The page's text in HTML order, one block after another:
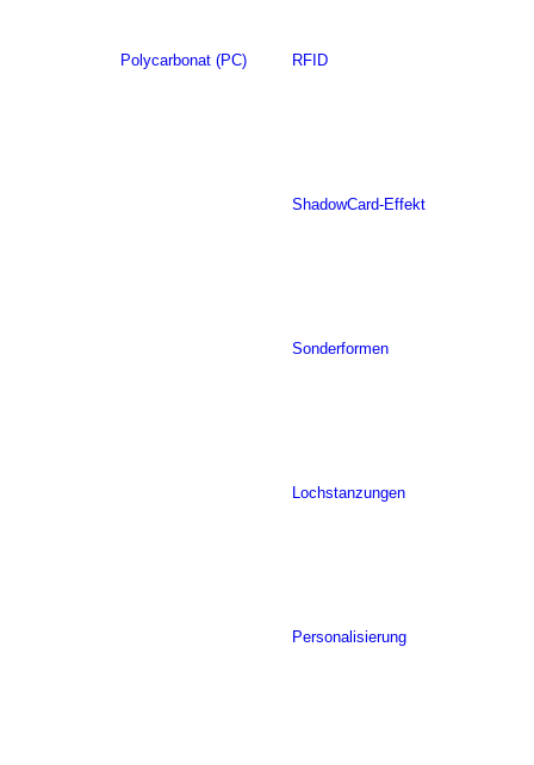
Polycarbonat (PC) RFID
ShadowCard-Effekt
Sonderformen
Lochstanzungen
Personalisierung